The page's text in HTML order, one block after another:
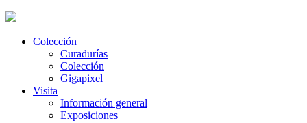
Colección
Curadurías
Colección
Gigapixel
Visita
Información general
Exposiciones